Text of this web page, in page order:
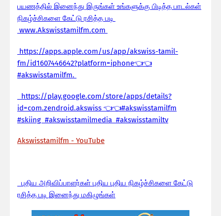
பயணத்தில் இனைந்து இருங்கள் உங்களுக்கு பிடித்த பாடல்கள்
நிகழ்ச்சிகளை கேட்டு ரசித்த படி
www.Akswisstamilfm.com
https://apps.apple.com/us/app/akswiss-tamil-
fm/id1607446642?platform=iphone👈👈
#akswisstamilfm.
https://play.google.com/store/apps/details?
id=com.zendroid.akswiss 👈👈#akswisstamilfm
#skiing #akswisstamilmedia #akswisstamiltv
Akswisstamilfm - YouTube
புதிய அறிவிப்பாளர்கள் புதிய புதிய நிகழ்ச்சிகளை கேட்டு
ரசித்த படி இனைந்து மகிழுங்கள்